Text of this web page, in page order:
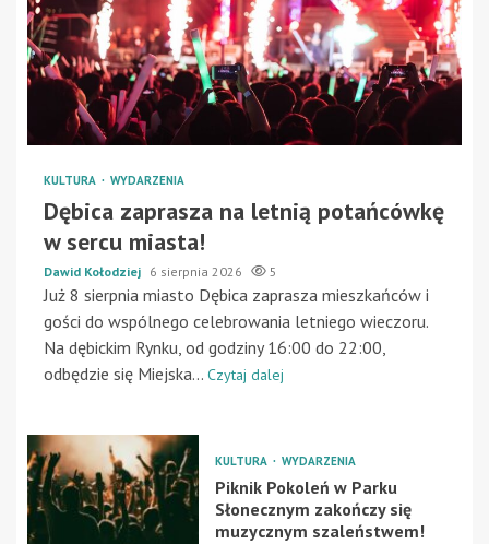
KULTURA WYDARZENIA
Dębica zaprasza na letnią potańcówkę
w sercu miasta!
Dawid Kołodziej 6 sierpnia 2026 5
Już 8 sierpnia miasto Dębica zaprasza mieszkańców i
gości do wspólnego celebrowania letniego wieczoru.
Na dębickim Rynku, od godziny 16:00 do 22:00,
odbędzie się Miejska... Czytaj dalej
KULTURA WYDARZENIA
Piknik Pokoleń w Parku
Słonecznym zakończy się
muzycznym szaleństwem!